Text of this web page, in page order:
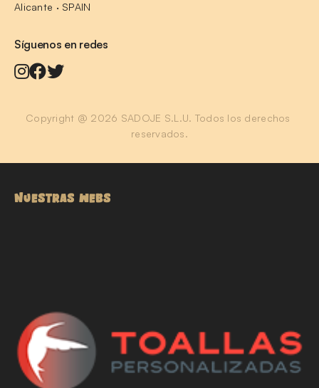
Alicante · SPAIN
Síguenos en redes
Copyright @ 2026 SADOJE S.L.U. Todos los derechos
reservados.
NUESTRAS WEBS